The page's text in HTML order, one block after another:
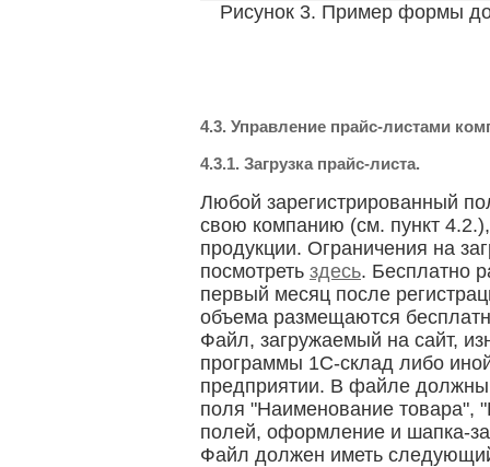
Рисунок 3. Пример формы
4.3. Управление прайс-листами
4.3.1. Загрузка прайс-листа.
Любой зарегистрированный
свою компанию (см. пункт
продукции. Ограничения на
посмотреть здесь. Бесплатно
первый месяц после
объема размещаются
Файл, загружаемый на сайт,
программы 1C-склад либо
предприятии. В файле
поля "Наименование товара",
полей, оформление и шапка-
Файл должен иметь